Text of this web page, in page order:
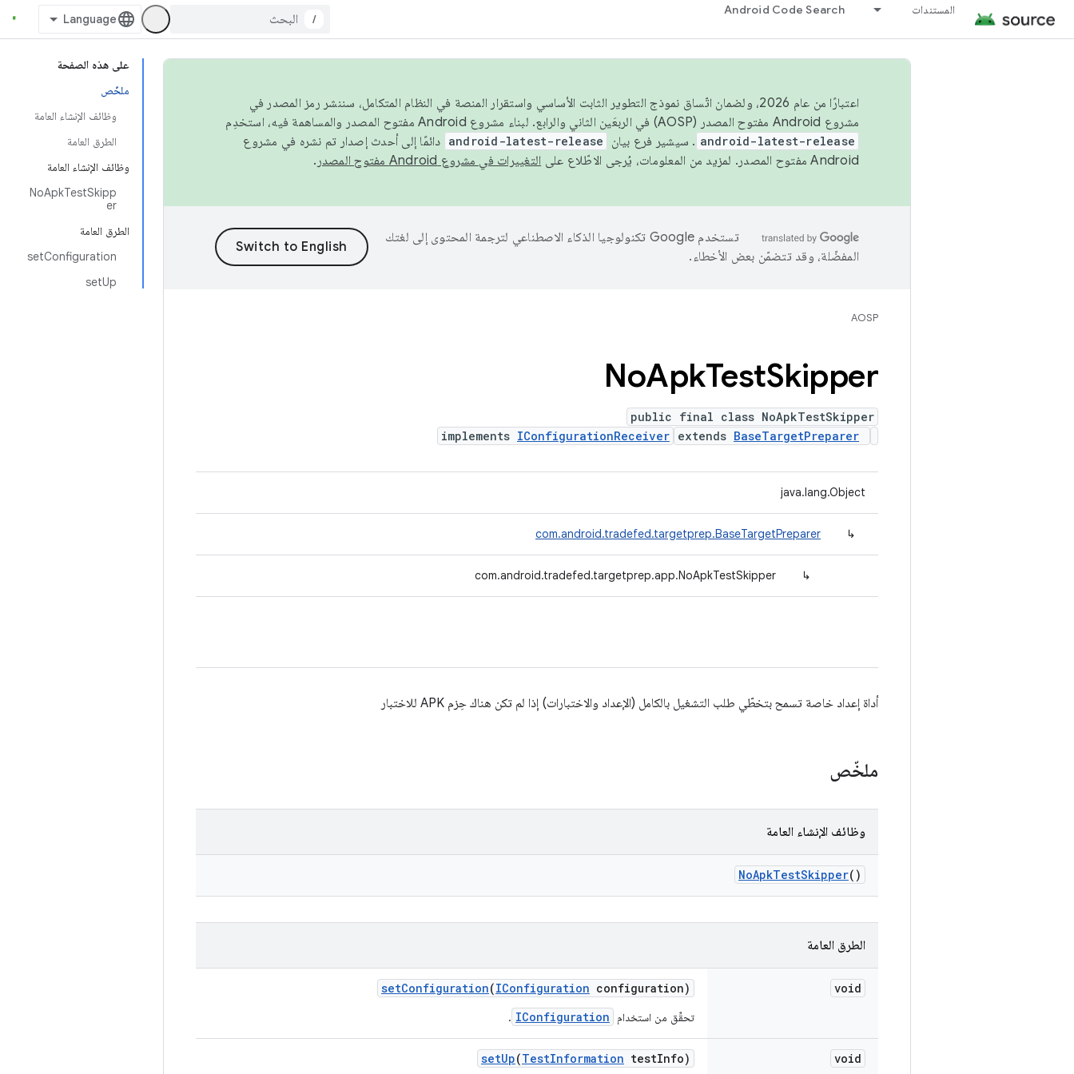
المستندات Android Code Search
/
على هذه الصفحة
ملخّص
وظائف الإنشاء العامة
الطرق العامة
وظائف الإنشاء العامة
NoApkTestSkipp
er
الطرق العامة
setConfiguration
setUp
اعتبارًا من عام 2026، ولضمان اتّساق نموذج التطوير الثابت الأساسي واستقرار المنصة في النظام المتكامل، سننشر رمز المصدر في
مشروع Android مفتوح المصدر (AOSP) في الربعَين الثاني والرابع. لبناء مشروع Android مفتوح المصدر والمساهمة فيه، استخدِم
android-latest-release . سيشير فرع بيان android-latest-release دائمًا إلى أحدث إصدار تم نشره في مشروع
Android مفتوح المصدر. لمزيد من المعلومات، يُرجى الاطّلاع على
التغييرات في مشروع Android مفتوح المصدر .
تستخدم Google تكنولوجيا الذكاء الاصطناعي لترجمة المحتوى إلى لغتك
المفضّلة، وقد تتضمّن بعض الأخطاء.
AOSP
NoApkTestSkipper
public final class NoApkTestSkipper
extends BaseTargetPreparer
implements IConfigurationReceiver
java.lang.Object
↳
com.android.tradefed.targetprep.BaseTargetPreparer
↳
com.android.tradefed.targetprep.app.NoApkTestSkipper
أداة إعداد خاصة تسمح بتخطّي طلب التشغيل بالكامل (الإعداد والاختبارات) إذا لم تكن هناك حِزم APK للاختبار
ملخّص
وظائف الإنشاء العامة
NoApkTestSkipper()
الطرق العامة
void
setConfiguration(IConfiguration configuration)
تحقِّق من استخدام IConfiguration
.
void
setUp(TestInformation testInfo)